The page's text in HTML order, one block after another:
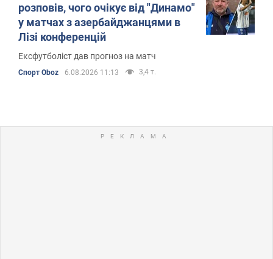
розповів, чого очікує від "Динамо"
у матчах з азербайджанцями в
Лізі конференцій
Ексфутболіст дав прогноз на матч
Спорт Oboz 6.08.2026 11:13 3,4 т.